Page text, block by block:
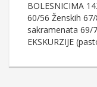
BOLESNICIMA
60/56 Ženskih
sakramenata 69/
EKSKURZIJE